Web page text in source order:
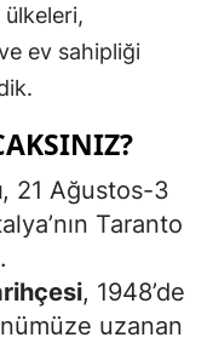
ülkeleri,
ev sahipliği
, 21 Ağustos-3
Taranto
, 1948’de
uzanan